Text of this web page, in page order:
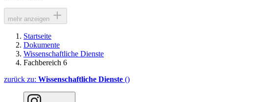
mehr anzeigen
Startseite
Dokumente
Wissenschaftliche Dienste
Fachbereich 6
zurück zu: Wissenschaftliche Dienste ()